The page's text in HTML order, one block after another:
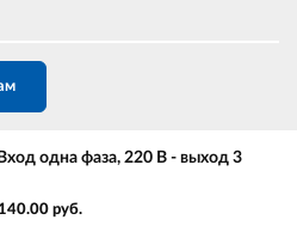
одна фаза, 220 В - выход 3
руб.